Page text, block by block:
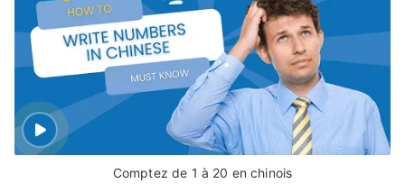
Comptez de 1 à 20 en chinois